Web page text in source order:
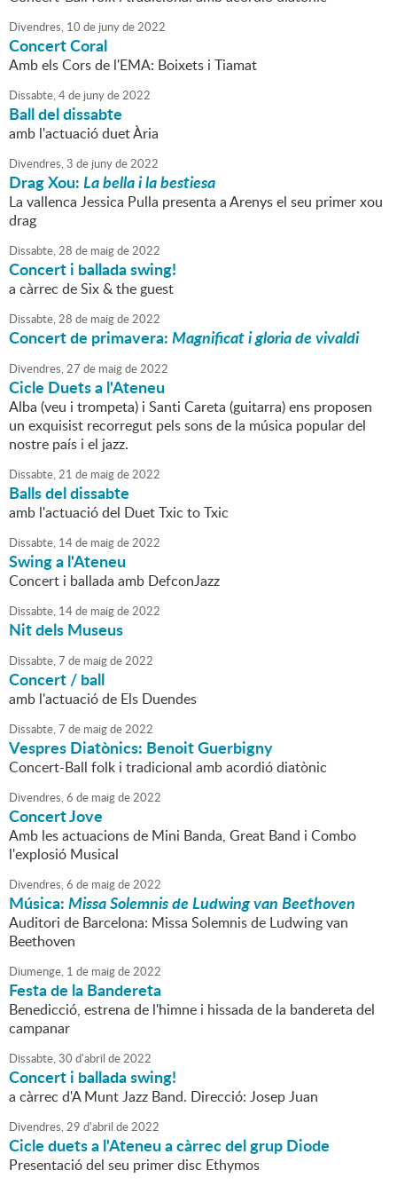
Divendres, 10 de junyde2022
Concert Coral
Amb els Cors de l'EMA: Boixets i Tiamat
Dissabte,4de junyde2022
Ball del dissabte
amb l'actuació duet Ària
Divendres,3 de junyde2022
Drag Xou:La bella i la bestiesa
La vallenca Jessica Pulla presenta a Arenys el seu primer xou
drag
Dissabte,28 de maigde2022
Concert i ballada swing!
a càrrec de Six & the guest
Dissabte,28 de maigde2022
Concert de primavera:Magnificat i gloria de vivaldi
Divendres,27 de maigde2022
Cicle Duets a l'Ateneu
Alba (veu i trompeta) i Santi Careta (guitarra) ens proposen
un exquisist recorregut pels sons de la música popular del
nostre país i el jazz.
Dissabte,21 de maigde2022
Balls del dissabte
amb l'actuació del Duet Txic to Txic
Dissabte, 14de maigde2022
Swing a l'Ateneu
Concert i ballada amb DefconJazz
Dissabte, 14de maigde2022
Nit dels Museus
Dissabte,7 de maigde2022
Concert / ball
amb l'actuació de Els Duendes
Dissabte,7 de maigde2022
Vespres Diatònics: Benoit Guerbigny
Concert-Ball folk i tradicional amb acordió diatònic
Divendres,6 de maigde2022
Concert Jove
Amb les actuacions de Mini Banda, Great Band i Combo
l'explosió Musical
Divendres,6 de maigde2022
Música:Missa Solemnis de Ludwing van Beethoven
Auditori de Barcelona: Missa Solemnis de Ludwing van
Beethoven
Diumenge, 1 de maigde2022
Festa de la Bandereta
Benedicció, estrena de l'himne i hissada de la bandereta del
campanar
Dissabte,30 d'abril de2022
Concert i ballada swing!
a càrrec d'A Munt Jazz Band. Direcció: Josep Juan
Divendres,29 d'abril de2022
Cicle duets a l'Ateneu a càrrec del grup Diode
Presentació del seu primer disc Ethymos